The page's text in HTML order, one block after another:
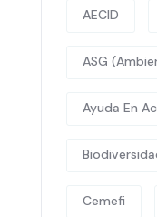
AECID
ASG
Ayuda En
Cemefi